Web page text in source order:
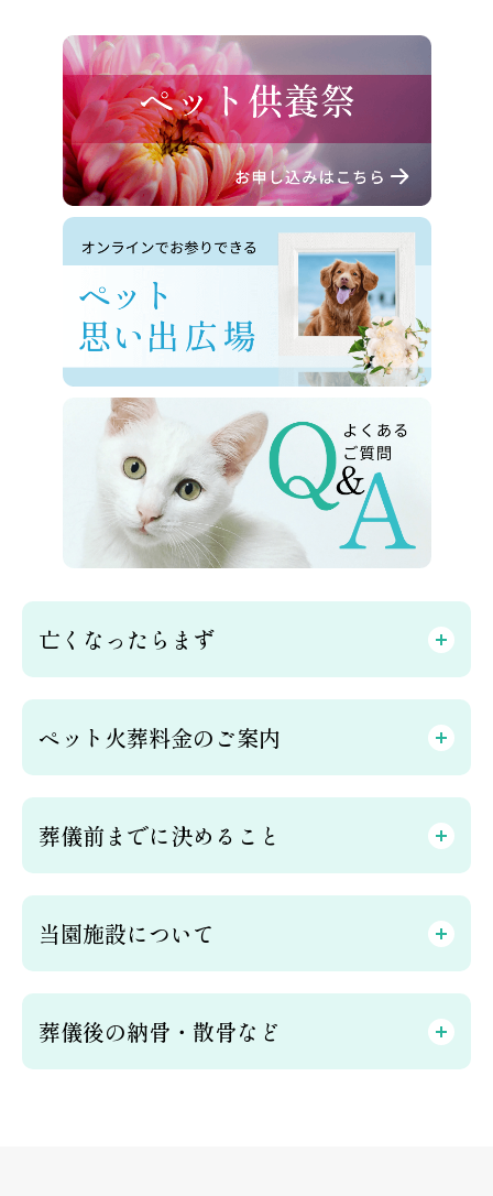
亡くなったらまず
ペット火葬料金のご案内
葬儀前までに決めること
当園施設について
葬儀後の納骨・散骨など